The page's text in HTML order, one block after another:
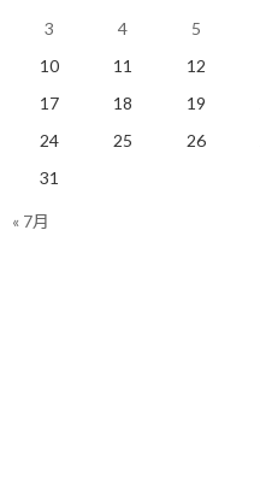
と変化幅はコントロールで
2020/04/25(土)
ランニング
3
4 5
10
11 12
17
18 19
24
25 26
31
« 7月